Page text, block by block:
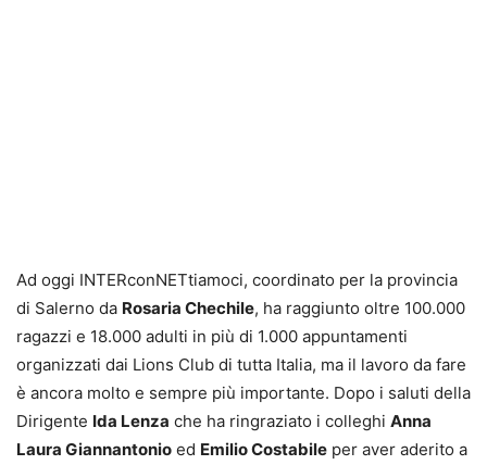
Ad oggi INTERconNETtiamoci, coordinato per la provincia
di Salerno da Rosaria Chechile, ha raggiunto oltre 100.000
ragazzi e 18.000 adulti in più di 1.000 appuntamenti
organizzati dai Lions Club di tutta Italia, ma il lavoro da fare
è ancora molto e sempre più importante. Dopo i saluti della
Dirigente Ida Lenza che ha ringraziato i colleghi Anna
Laura Giannantonio ed Emilio Costabile per aver aderito a